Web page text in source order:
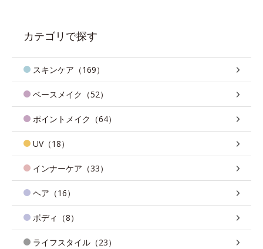
カテゴリで探す
スキンケア（169）
ベースメイク（52）
ポイントメイク（64）
UV（18）
インナーケア（33）
ヘア（16）
ボディ（8）
ライフスタイル（23）